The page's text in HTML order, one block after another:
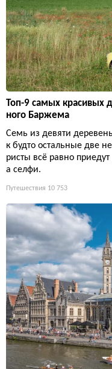
Топ-9 самых красивых
ного Баржема
Семь из девяти
к будто остальные две
ристы всё равно
а селфи.
Путешествия 10 753